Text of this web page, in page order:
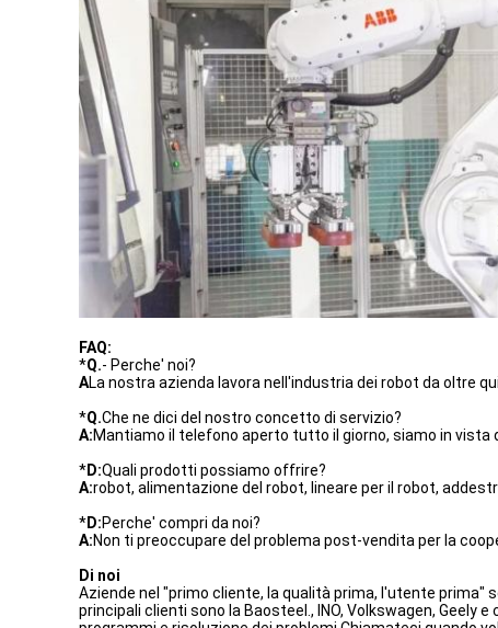
FAQ:
*Q.- Perche' noi?
ALa nostra azienda lavora nell'industria dei robot da oltre
*Q.Che ne dici del nostro concetto di servizio?
A:Mantiamo il telefono aperto tutto il giorno, siamo in vista
*D:Quali prodotti possiamo offrire?
A:robot, alimentazione del robot, lineare per il robot,
*D:Perche' compri da noi?
A:Non ti preoccupare del problema post-vendita per la
Di noi
Aziende nel "primo cliente, la qualità prima, l'utente
principali clienti sono la Baosteel., INO, Volkswagen,